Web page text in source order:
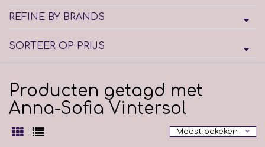
REFINE BY BRANDS
SORTEER OP PRIJS
Producten getagd met
Anna-Sofia Vintersol
Meest bekeken